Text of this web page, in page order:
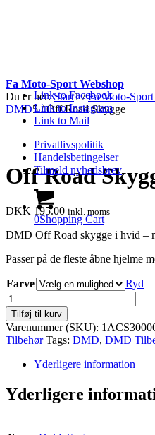
Link to Facebook
Link to Instagram
Link to Mail
Privatlivspolitik
Handelsbetingelser
Tilmeld nyhedsbrev
0Shopping Cart
Fa Moto-Sport Webshop
Du er her: Start1 / Fa Moto-
DMD5 / Off Road Skygge
Off Road
DKK 195.00 inkl. moms
DMD Off Road skygge i hvid –
Passer på de fleste åbne hjelme
Farve
Ryd
Off
Road
Skygge
antal
Tilføj til kurv
Varenummer (SKU):
Tilbehør Tags: DMD, DMD
Yderligere information
Yderligere